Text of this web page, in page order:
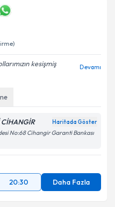
ilişkinAydınlatma
verilerimin belirtilen
kabul ediyorum.
Gönder
kesişmiş
Devamı
CİHANGİR Haritada Göster
No:68 Cihangir Garanti Bankası
20:30 Daha Fazla